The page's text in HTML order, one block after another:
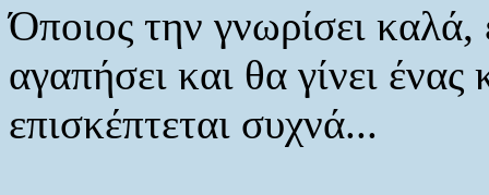
Όποιος την γνωρίσει καλά,
αγαπήσει και θα γίνει
επισκέπτεται συχνά...